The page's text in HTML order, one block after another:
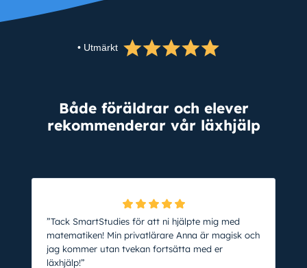
Både föräldrar och elever
rekommenderar vår läxhjälp
• Utmärkt
”Tack SmartStudies för att ni hjälpte mig med
matematiken! Min privatlärare Anna är magisk och
jag kommer utan tvekan fortsätta med er
läxhjälp!”